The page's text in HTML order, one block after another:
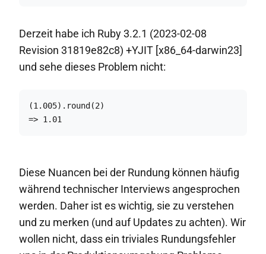
Derzeit habe ich Ruby 3.2.1 (2023-02-08
Revision 31819e82c8) +YJIT [x86_64-darwin23]
und sehe dieses Problem nicht:
(1.005).round(2)
=> 1.01
Diese Nuancen bei der Rundung können häufig
während technischer Interviews angesprochen
werden. Daher ist es wichtig, sie zu verstehen
und zu merken (und auf Updates zu achten). Wir
wollen nicht, dass ein triviales Rundungsfehler